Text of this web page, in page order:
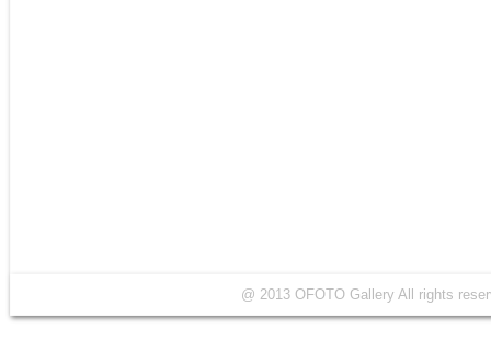
@ 2013 OFOTO Gallery All rights